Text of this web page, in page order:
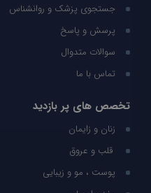
جستجوی پزشک و روانشناس
پرسش و پاسخ
سوالات متدوال
تماس با ما
تخصص های پر بازدید
زنان و زایمان
قلب و عروق
پوست ، مو و زیبایی